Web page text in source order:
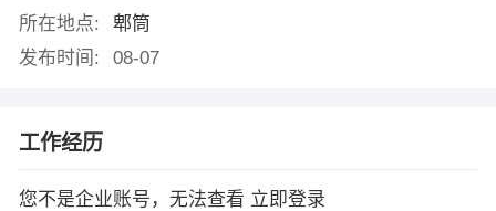
所在地点:
郫筒
发布时间:
08-07
工作经历
您不是企业账号，无法查看 立即登录